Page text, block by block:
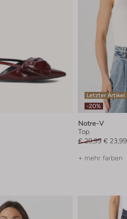
Letzter Artikel
-20%
Notre-V
Top
€ 29,99 € 23,99
+ mehr farben